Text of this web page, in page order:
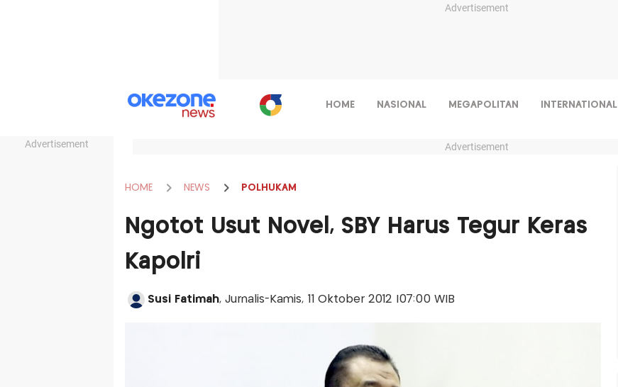
Advertisement
Advertisement
HOME NASIONAL MEGAPOLITAN INTERNATIONAL
Advertisement
HOME NEWS POLHUKAM
Ngotot Usut Novel, SBY Harus Tegur Keras
Kapolri
Susi Fatimah, Jurnalis-Kamis, 11 Oktober 2012 |07:00 WIB